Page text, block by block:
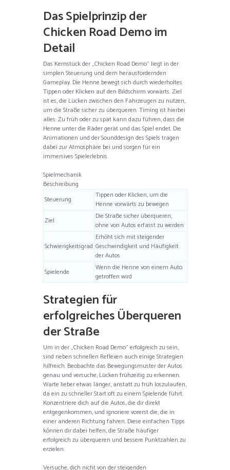
Das Spielprinzip der
Chicken Road Demo im
Detail
Das Kernstück der „Chicken Road Demo“ liegt in der
simplen Steuerung und dem herausfordernden
Gameplay. Die Henne bewegt sich durch wiederholtes
Tippen oder Klicken auf den Bildschirm vorwärts. Ziel
ist es, die Lücken zwischen den Fahrzeugen zu nutzen,
um die Straße sicher zu überqueren. Timing ist hierbei
alles. Zu früh oder zu spät kann dazu führen, dass die
Henne unter die Räder gerät und das Spiel endet. Die
Animationen und der Sounddesign des Spiels tragen
dabei zur Atmosphäre bei und sorgen für ein
immersives Spielerlebnis.
Spielmechanik
Beschreibung
Steuerung
Tippen oder Klicken, um die
Henne vorwärts zu bewegen
Ziel
Die Straße sicher überqueren,
ohne von Autos erfasst zu werden
Schwierigkeitsgrad
Erhöht sich mit steigender
Geschwindigkeit und Häufigkeit
der Autos
Spielende
Wenn die Henne von einem Auto
getroffen wird
Strategien für
erfolgreiches Überqueren
der Straße
Um in der „Chicken Road Demo“ erfolgreich zu sein,
sind neben schnellen Reflexen auch einige Strategien
hilfreich. Beobachte das Bewegungsmuster der Autos
genau und versuche, Lücken frühzeitig zu erkennen.
Warte lieber etwas länger, anstatt zu früh loszulaufen,
da ein zu schneller Start oft zu einem Spielende führt.
Konzentriere dich auf die Autos, die dir direkt
entgegenkommen, und ignoriere vorerst die, die in
einer anderen Richtung fahren. Diese einfachen Tipps
können dir dabei helfen, die Straße häufiger
erfolgreich zu überqueren und bessere Punktzahlen zu
erzielen.
Versuche, dich nicht von der steigenden